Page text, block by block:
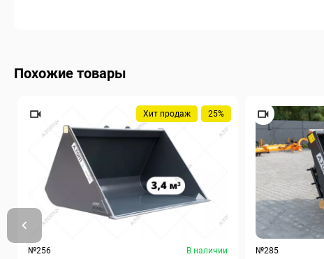
Похожие товары
Хит продаж 25%
№256 В наличии №285